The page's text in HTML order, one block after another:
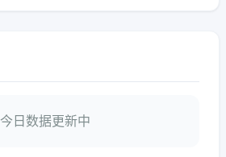
今日数据更新中